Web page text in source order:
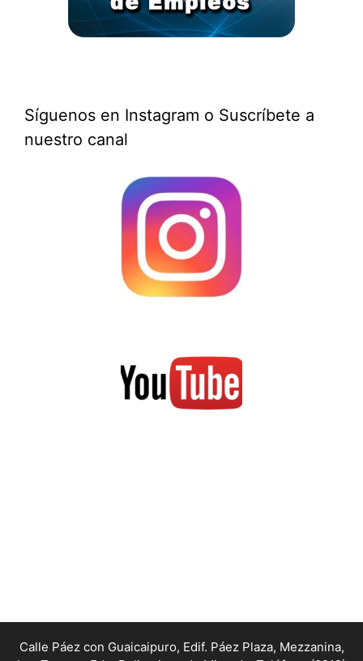
Síguenos en Instagram o Suscríbete a
nuestro canal
Calle Páez con Guaicaipuro, Edif. Páez Plaza, Mezzanina,